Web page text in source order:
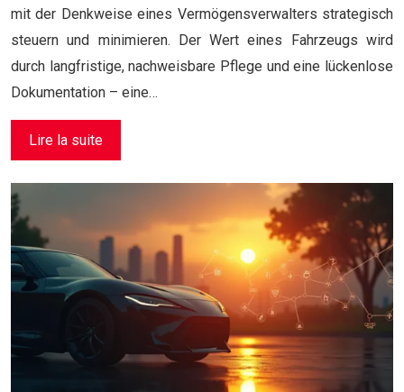
mit der Denkweise eines Vermögensverwalters strategisch
steuern und minimieren. Der Wert eines Fahrzeugs wird
durch langfristige, nachweisbare Pflege und eine lückenlose
Dokumentation – eine…
Lire la suite